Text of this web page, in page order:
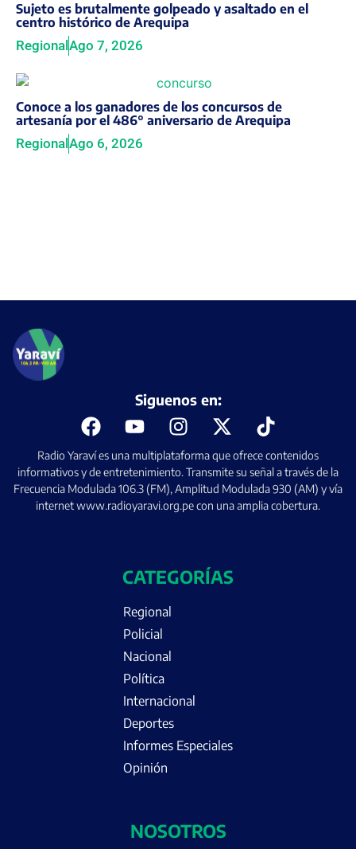
Sujeto es brutalmente golpeado y asaltado en el
centro histórico de Arequipa
Regional Ago 7, 2026
Conoce a los ganadores de los concursos de
artesanía por el 486° aniversario de Arequipa
RegionalAgo 6, 2026
Radio Yaraví es una multiplataforma que ofrece contenidos
informativos y de entretenimiento. Transmite su señal a través de la
Frecuencia Modulada 106.3 (FM), Amplitud Modulada 930 (AM) y vía
internet www.radioyaravi.org.pe con una amplia cobertura.
Siguenos en:
CATEGORÍAS
Regional
Policial
Nacional
Política
Internacional
Deportes
Informes Especiales
Opinión
NOSOTROS